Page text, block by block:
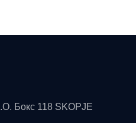
Бокс 118 SKOPJE